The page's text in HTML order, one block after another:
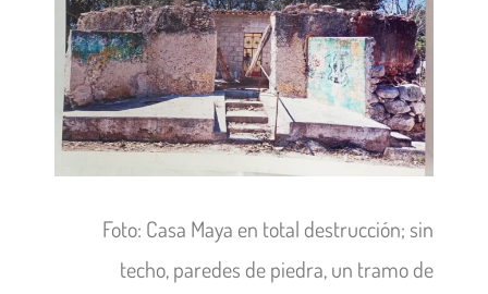
Foto: Casa Maya en total destrucción; sin
techo, paredes de piedra, un tramo de